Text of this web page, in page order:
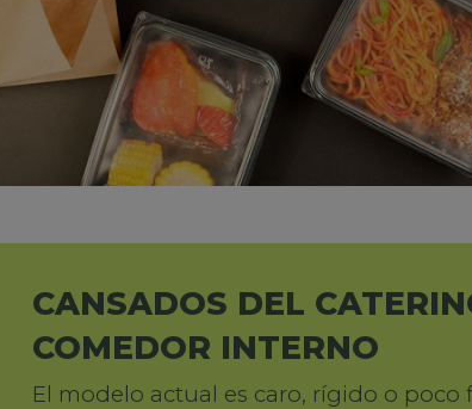
CANSADOS DEL
COMEDOR INTERNO
El modelo actual es caro, rígido o poco